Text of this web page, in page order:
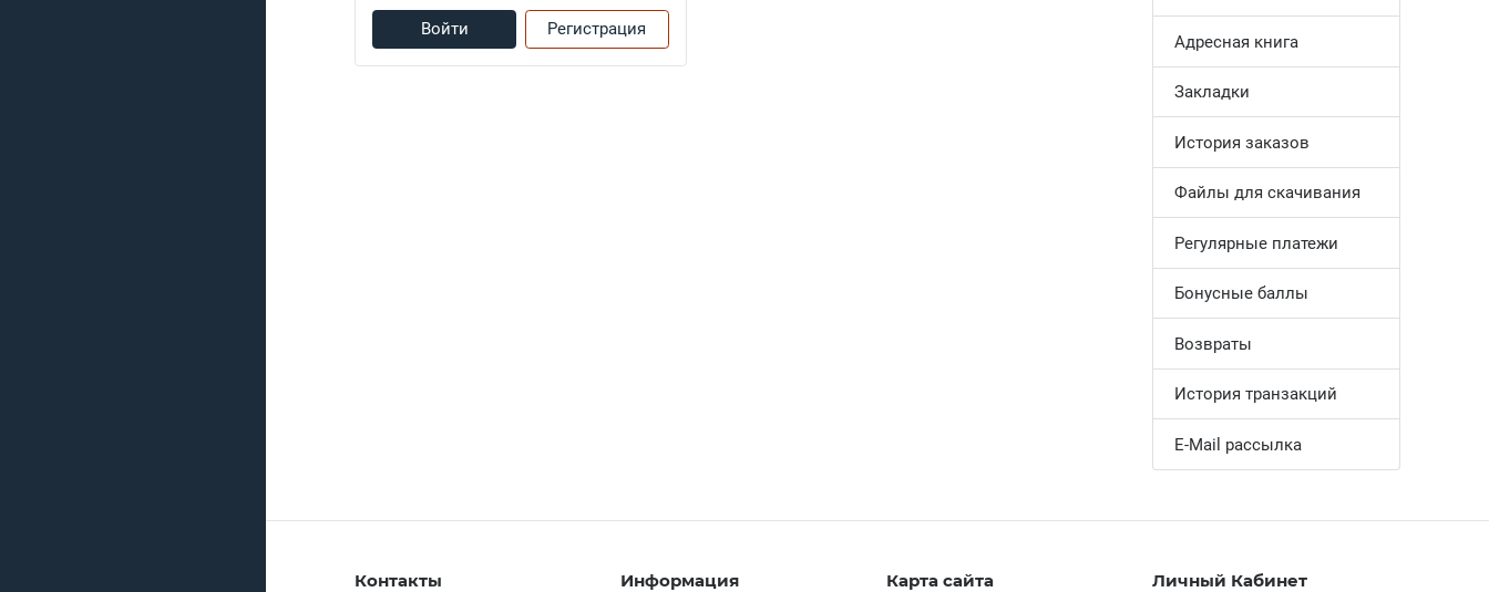
Войти Регистрация
Адресная книга
Закладки
История заказов
Файлы для скачивания
Регулярные платежи
Бонусные баллы
Возвраты
История транзакций
E-Mail рассылка
Контакты Информация Карта сайта Личный Кабинет